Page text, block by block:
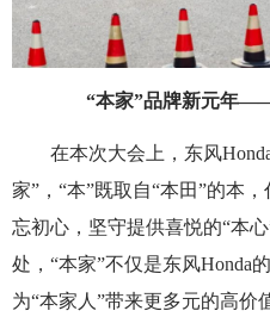
“本家”品牌新元年
在本次大会上，东风Honda
家”，“本”既取自“本田”的本
忘初心，坚守提供喜悦的“本
处，“本家”不仅是东风Honda
为“本家人”带来更多元的高价